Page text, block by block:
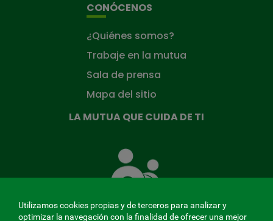
CONÓCENOS
¿Quiénes somos?
Trabaje en la mutua
Sala de prensa
Mapa del sitio
LA MUTUA QUE CUIDA DE TI
Mutua
que
Utilizamos cookies propias y de terceros para analizar y
optimizar la navegación con la finalidad de ofrecer una mejor